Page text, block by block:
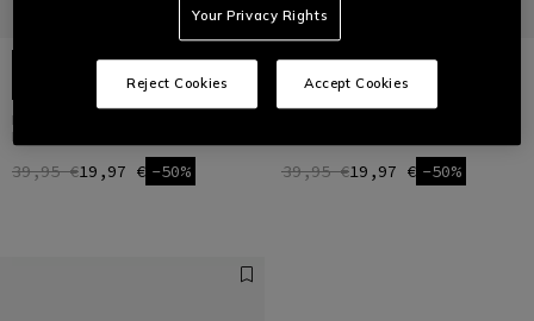
HG ROX - CHAUSSETTES
RENFORCÉES POUR VÉLO
39,95 €19,97 € -50% 39,95 €19,97 € -50%
Your Privacy Rights
Reject Cookies Accept Cookies